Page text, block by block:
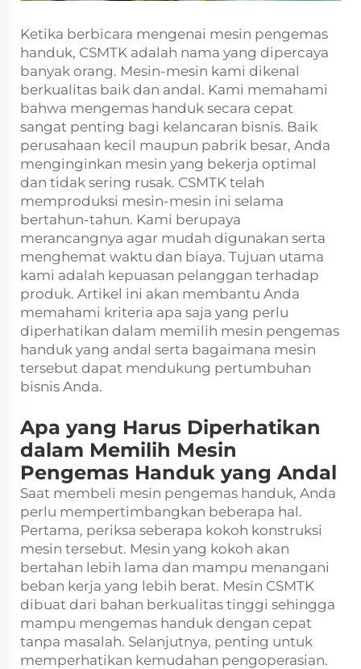
Ketika berbicara mengenai mesin pengemas
handuk, CSMTK adalah nama yang dipercaya
banyak orang. Mesin-mesin kami dikenal
berkualitas baik dan andal. Kami memahami
bahwa mengemas handuk secara cepat
sangat penting bagi kelancaran bisnis. Baik
perusahaan kecil maupun pabrik besar, Anda
menginginkan mesin yang bekerja optimal
dan tidak sering rusak. CSMTK telah
memproduksi mesin-mesin ini selama
bertahun-tahun. Kami berupaya
merancangnya agar mudah digunakan serta
menghemat waktu dan biaya. Tujuan utama
kami adalah kepuasan pelanggan terhadap
produk. Artikel ini akan membantu Anda
memahami kriteria apa saja yang perlu
diperhatikan dalam memilih mesin pengemas
handuk yang andal serta bagaimana mesin
tersebut dapat mendukung pertumbuhan
bisnis Anda.
Apa yang Harus Diperhatikan
dalam Memilih Mesin
Pengemas Handuk yang Andal
Saat membeli mesin pengemas handuk, Anda
perlu mempertimbangkan beberapa hal.
Pertama, periksa seberapa kokoh konstruksi
mesin tersebut. Mesin yang kokoh akan
bertahan lebih lama dan mampu menangani
beban kerja yang lebih berat. Mesin CSMTK
dibuat dari bahan berkualitas tinggi sehingga
mampu mengemas handuk dengan cepat
tanpa masalah. Selanjutnya, penting untuk
memperhatikan kemudahan pengoperasian.